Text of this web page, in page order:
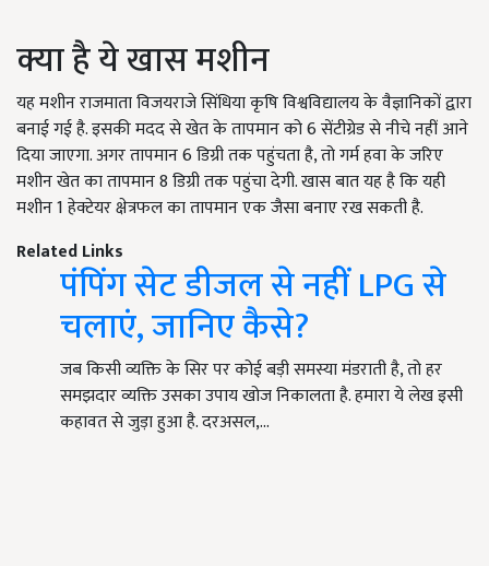
क्या है ये खास मशीन
यह मशीन राजमाता विजयराजे सिंधिया कृषि विश्वविद्यालय के वैज्ञानिकों द्वारा
बनाई गई है. इसकी मदद से खेत के तापमान को 6 सेंटीग्रेड से नीचे नहीं आने
दिया जाएगा. अगर तापमान 6 डिग्री तक पहुंचता है, तो गर्म हवा के जरिए
मशीन खेत का तापमान 8 डिग्री तक पहुंचा देगी. खास बात यह है कि यही
मशीन 1 हेक्टेयर क्षेत्रफल का तापमान एक जैसा बनाए रख सकती है.
Related Links
पंपिंग सेट डीजल से नहीं LPG से
चलाएं, जानिए कैसे?
जब किसी व्यक्ति के सिर पर कोई बड़ी समस्या मंडराती है, तो हर
समझदार व्यक्ति उसका उपाय खोज निकालता है. हमारा ये लेख इसी
कहावत से जुड़ा हुआ है. दरअसल,…